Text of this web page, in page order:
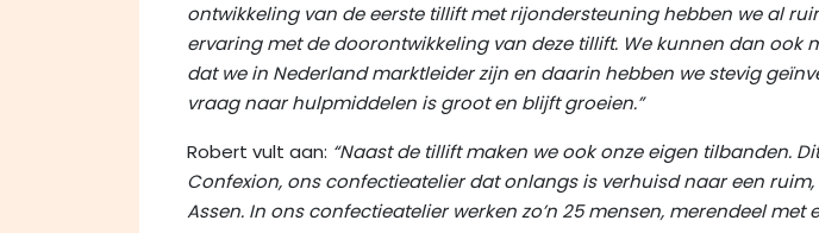
ontwikkeling van de eerste tillift met rijondersteuning hebben we al
ervaring met de doorontwikkeling van deze tillift. We kunnen dan ook
dat we in Nederland marktleider zijn en daarin hebben we stevig
vraag naar hulpmiddelen is groot en blijft groeien.”
Robert vult aan: “Naast de tillift maken we ook onze eigen tilbanden.
Confexion, ons confectieatelier dat onlangs is verhuisd naar een
Assen. In ons confectieatelier werken zo’n 25 mensen, merendeel met